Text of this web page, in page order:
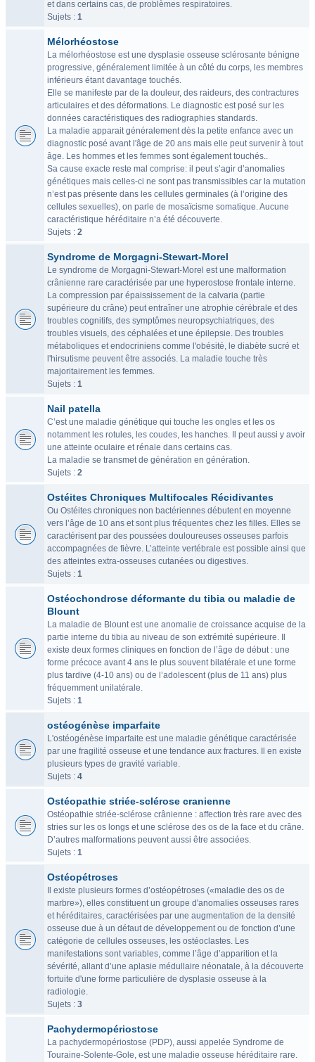
et dans certains cas, de problèmes respiratoires.
Sujets : 1
Mélorhéostose
La mélorhéostose est une dysplasie osseuse sclérosante bénigne
progressive, généralement limitée à un côté du corps, les membres
inférieurs étant davantage touchés.
Elle se manifeste par de la douleur, des raideurs, des contractures
articulaires et des déformations. Le diagnostic est posé sur les
données caractéristiques des radiographies standards.
La maladie apparait généralement dès la petite enfance avec un
diagnostic posé avant l'âge de 20 ans mais elle peut survenir à tout
âge. Les hommes et les femmes sont également touchés..
Sa cause exacte reste mal comprise: il peut s’agir d’anomalies
génétiques mais celles-ci ne sont pas transmissibles car la mutation
n’est pas présente dans les cellules germinales (à l’origine des
cellules sexuelles), on parle de mosaïcisme somatique. Aucune
caractéristique héréditaire n’a été découverte.
Sujets : 2
Syndrome de Morgagni-Stewart-Morel
Le syndrome de Morgagni-Stewart-Morel est une malformation
crânienne rare caractérisée par une hyperostose frontale interne.
La compression par épaississement de la calvaria (partie
supérieure du crâne) peut entraîner une atrophie cérébrale et des
troubles cognitifs, des symptômes neuropsychiatriques, des
troubles visuels, des céphalées et une épilepsie. Des troubles
métaboliques et endocriniens comme l'obésité, le diabète sucré et
l'hirsutisme peuvent être associés. La maladie touche très
majoritairement les femmes.
Sujets : 1
Nail patella
C’est une maladie génétique qui touche les ongles et les os
notamment les rotules, les coudes, les hanches. Il peut aussi y avoir
une atteinte oculaire et rénale dans certains cas.
La maladie se transmet de génération en génération.
Sujets : 2
Ostéites Chroniques Multifocales Récidivantes
Ou Ostéites chroniques non bactériennes débutent en moyenne
vers l’âge de 10 ans et sont plus fréquentes chez les filles. Elles se
caractérisent par des poussées douloureuses osseuses parfois
accompagnées de fièvre. L’atteinte vertébrale est possible ainsi que
des atteintes extra-osseuses cutanées ou digestives.
Sujets : 1
Ostéochondrose déformante du tibia ou maladie de
Blount
La maladie de Blount est une anomalie de croissance acquise de la
partie interne du tibia au niveau de son extrémité supérieure. Il
existe deux formes cliniques en fonction de l’âge de début : une
forme précoce avant 4 ans le plus souvent bilatérale et une forme
plus tardive (4-10 ans) ou de l’adolescent (plus de 11 ans) plus
fréquemment unilatérale.
Sujets : 1
ostéogénèse imparfaite
L'ostéogénèse imparfaite est une maladie génétique caractérisée
par une fragilité osseuse et une tendance aux fractures. Il en existe
plusieurs types de gravité variable.
Sujets : 4
Ostéopathie striée-sclérose cranienne
Ostéopathie striée-sclérose crânienne : affection très rare avec des
stries sur les os longs et une sclérose des os de la face et du crâne.
D’autres malformations peuvent aussi être associées.
Sujets : 1
Ostéopétroses
Il existe plusieurs formes d’ostéopétroses («maladie des os de
marbre»), elles constituent un groupe d'anomalies osseuses rares
et héréditaires, caractérisées par une augmentation de la densité
osseuse due à un défaut de développement ou de fonction d’une
catégorie de cellules osseuses, les ostéoclastes. Les
manifestations sont variables, comme l’âge d’apparition et la
sévérité, allant d’une aplasie médullaire néonatale, à la découverte
fortuite d'une forme particulière de dysplasie osseuse à la
radiologie.
Sujets : 3
Pachydermopériostose
La pachydermopériostose (PDP), aussi appelée Syndrome de
Touraine-Solente-Gole, est une maladie osseuse héréditaire rare.